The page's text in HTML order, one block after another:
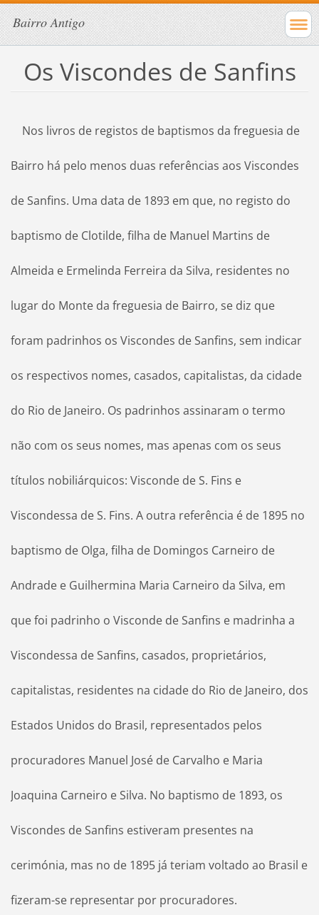
Bairro Antigo
Os Viscondes de Sanfins
Nos livros de registos de baptismos da freguesia de
Bairro há pelo menos duas referências aos Viscondes
de Sanfins. Uma data de 1893 em que, no registo do
baptismo de Clotilde, filha de Manuel Martins de
Almeida e Ermelinda Ferreira da Silva, residentes no
lugar do Monte da freguesia de Bairro, se diz que
foram padrinhos os Viscondes de Sanfins, sem indicar
os respectivos nomes, casados, capitalistas, da cidade
do Rio de Janeiro. Os padrinhos assinaram o termo
não com os seus nomes, mas apenas com os seus
títulos nobiliárquicos: Visconde de S. Fins e
Viscondessa de S. Fins. A outra referência é de 1895 no
baptismo de Olga, filha de Domingos Carneiro de
Andrade e Guilhermina Maria Carneiro da Silva, em
que foi padrinho o Visconde de Sanfins e madrinha a
Viscondessa de Sanfins, casados, proprietários,
capitalistas, residentes na cidade do Rio de Janeiro, dos
Estados Unidos do Brasil, representados pelos
procuradores Manuel José de Carvalho e Maria
Joaquina Carneiro e Silva. No baptismo de 1893, os
Viscondes de Sanfins estiveram presentes na
cerimónia, mas no de 1895 já teriam voltado ao Brasil e
fizeram-se representar por procuradores.